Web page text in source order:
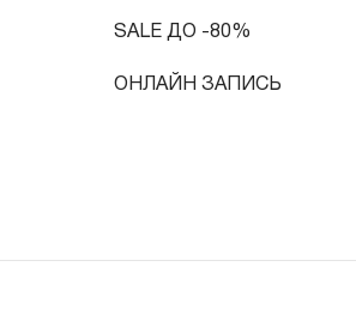
SALE ДО -80%
ОНЛАЙН ЗАПИСЬ